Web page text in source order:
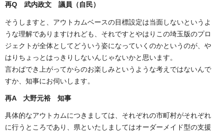
再Q 武内政文 議員（自民）
そうしますと、アウトカムベースの目標設定は当面しないというよ
うな理解でありますけれども、それですとやはりこの埼玉版のプロ
ジェクトが全体としてどういう姿になっていくのかというのが、や
はりちょっとはっきりしないんじゃないかと思います。
言わばでき上がってからのお楽しみというような考えではないんで
すか、知事にお伺いします。
再A 大野元裕 知事
具体的なアウトカムにつきましては、それぞれの市町村がそれぞれ
に行うところであり、県といたしましてはオーダーメイド型の支援